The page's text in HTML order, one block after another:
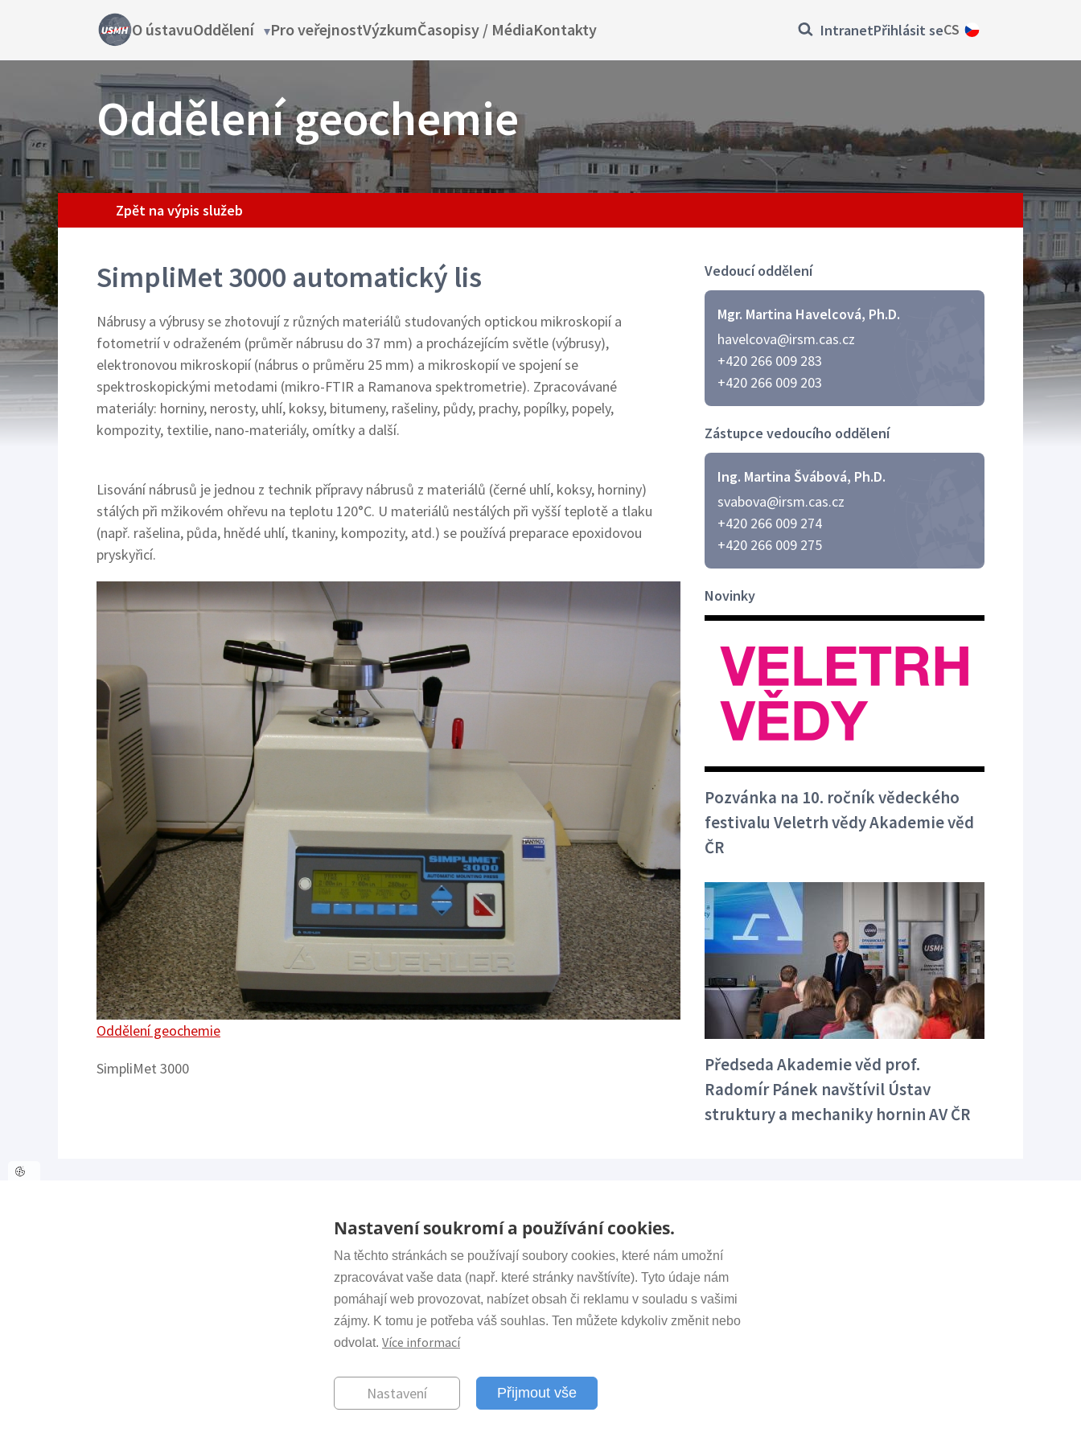
Main
navigation
O ústavuOddělení Oddělení
Pro veřejnostVýzkumČasopisy / MédiaKontakty
Přihlásit
se
IntranetPřihlásit seCS
Oddělení geochemie
Přístroj
Zpět na výpis služeb
SimpliMet 3000 automatický lis
Nábrusy a výbrusy se zhotovují z různých materiálů studovaných optickou mikroskopií a
fotometrií v odraženém (průměr nábrusu do 37 mm) a procházejícím světle (výbrusy),
elektronovou mikroskopií (nábrus o průměru 25 mm) a mikroskopií ve spojení se
spektroskopickými metodami (mikro-FTIR a Ramanova spektrometrie). Zpracovávané
materiály: horniny, nerosty, uhlí, koksy, bitumeny, rašeliny, půdy, prachy, popílky, popely,
kompozity, textilie, nano-materiály, omítky a další.
Lisování nábrusů je jednou z technik přípravy nábrusů z materiálů (černé uhlí, koksy, horniny)
stálých při mžikovém ohřevu na teplotu 120°C. U materiálů nestálých při vyšší teplotě a tlaku
(např. rašelina, půda, hnědé uhlí, tkaniny, kompozity, atd.) se používá preparace epoxidovou
pryskyřicí.
Image
Oddělení geochemie
SimpliMet 3000
Vedoucí oddělení
Mgr. Martina Havelcová, Ph.D.
havelcova@irsm.cas.cz
+420 266 009 283
+420 266 009 203
Zástupce vedoucího oddělení
Ing. Martina Švábová, Ph.D.
svabova@irsm.cas.cz
+420 266 009 274
+420 266 009 275
Novinky
Pozvánka na 10. ročník vědeckého
festivalu Veletrh vědy Akademie věd
ČR
Předseda Akademie věd prof.
Radomír Pánek navštívil Ústav
struktury a mechaniky hornin AV ČR
Kontakt
Sekretariát:
+420 266 009 318
irsm@irsm.cas.cz
Důležité odkazy
www.avcr.cz
Nastavení soukromí a používání cookies.
Na těchto stránkách se používají soubory cookies, které nám umožní
zpracovávat vaše data (např. které stránky navštívíte). Tyto údaje nám
pomáhají web provozovat, nabízet obsah či reklamu v souladu s vašimi
zájmy. K tomu je potřeba váš souhlas. Ten můžete kdykoliv změnit nebo
odvolat. Více informací
Nastavení Přijmout vše